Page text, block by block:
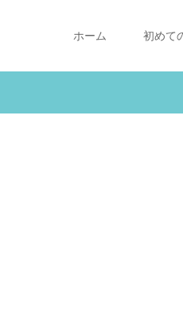
ホーム 初めて